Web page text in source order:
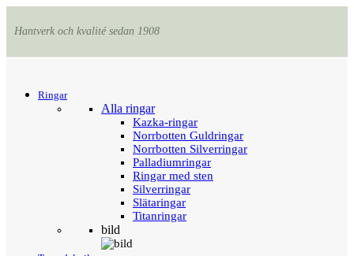
Hantverk och kvalité sedan 1908
Ringar
Alla ringar
Kazka-ringar
Norrbotten Guldringar
Norrbotten Silverringar
Palladiumringar
Ringar med sten
Silverringar
Slätaringar
Titanringar
bild